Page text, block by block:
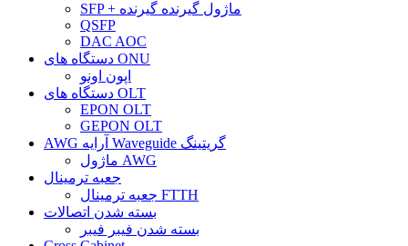
SFP + ماژول گیرنده گیرنده
QSFP
DAC AOC
دستگاه های ONU
اپون اونو
دستگاه های OLT
EPON OLT
GEPON OLT
AWG آرایه Waveguide گریتینگ
ماژول AWG
جعبه ترمینال
جعبه ترمینال FTTH
بسته شدن اتصالات
بسته شدن فیبر فیبر